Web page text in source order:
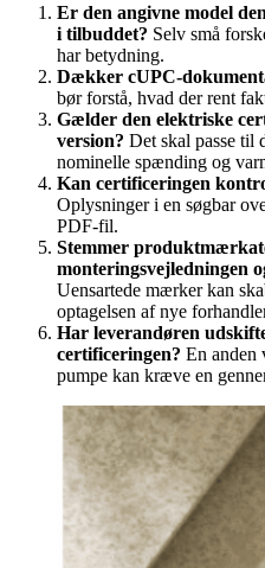
Er den angivne model
i tilbuddet? Selv små
har betydning.
Dækker cUPC-
bør forstå, hvad der rent
Gælder den elektriske
version? Det skal passe til
nominelle spænding og
Kan certificeringen
Oplysninger i en søgbar
PDF-fil.
Stemmer
monteringsvejledningen
Uensartede mærker kan
optagelsen af nye
Har leverandøren
certificeringen? En anden
pumpe kan kræve en